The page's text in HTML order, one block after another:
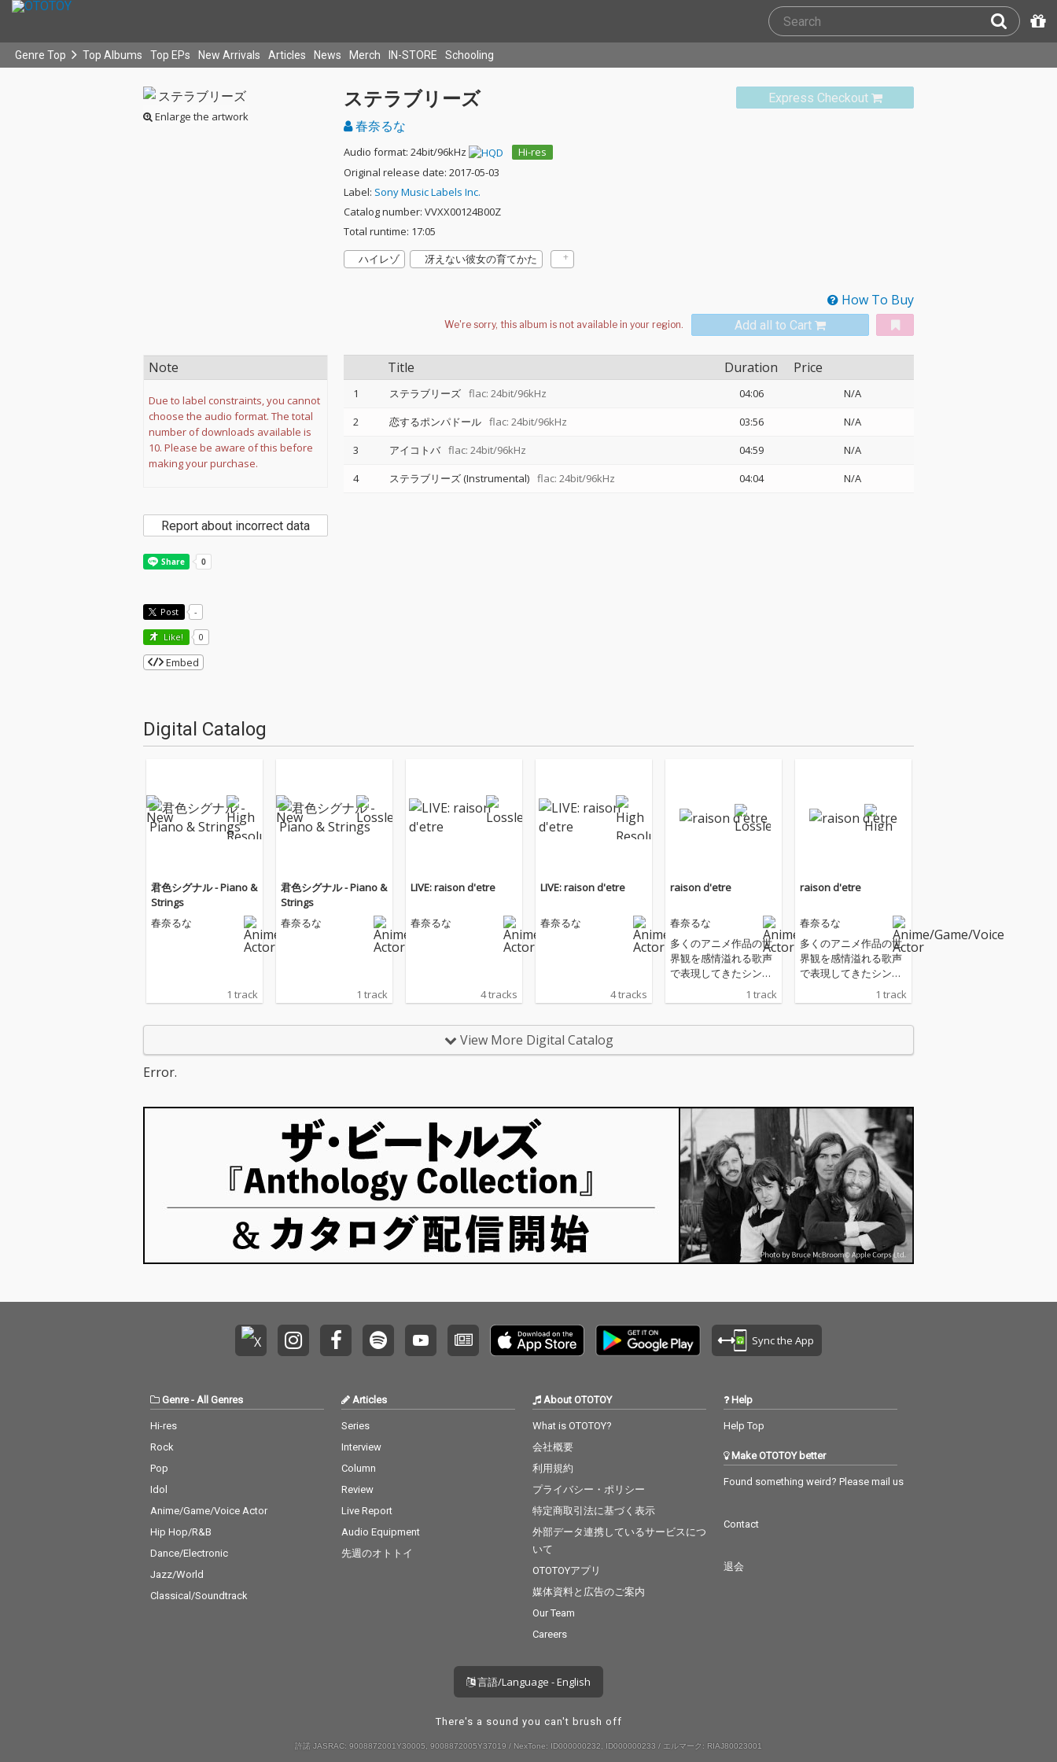
Genre Top Top Albums Top EPs New Arrivals Articles News Merch IN-STORE Schooling
Enlarge the artwork
Express Checkout
ステラブリーズ
春奈るな
Audio format: 24bit/96kHz
Hi-res
Original release date: 2017-05-03
Label: Sony Music Labels Inc.
Catalog number: VVXX00124B00Z
Total runtime: 17:05
ハイレゾ
冴えない彼女の育てかた
How To Buy
Add all to Cart
Title Duration Price
1 ステラブリーズ flac: 24bit/96kHz 04:06
N/A
2
恋するポンパドール flac: 24bit/96kHz 03:56
N/A
3
アイコトバ flac: 24bit/96kHz 04:59
N/A
4
ステラブリーズ (Instrumental) flac: 24bit/96kHz 04:04 N/A
Note
Due to label constraints, you cannot
choose the audio format. The total
number of downloads available is
10. Please be aware of this before
making your purchase.
Report about incorrect data
Post -
Like! 0
Embed
Digital Catalog
君色シグナル - Piano &
Strings
春奈るな
1 track
君色シグナル - Piano &
Strings
春奈るな
1 track
LIVE: raison d'etre
春奈るな
4 tracks
LIVE: raison d'etre
春奈るな
4 tracks
raison d'etre
春奈るな
多くのアニメ作品の世
界観を感情溢れる歌声
で表現してきたシンガ
ー・春奈るなと、ダー
クファンタジーな世界
1 track
raison d'etre
春奈るな
多くのアニメ作品の世
界観を感情溢れる歌声
で表現してきたシンガ
ー・春奈るなと、ダー
クファンタジーな世界
1 track
View More Digital Catalog
Error.
Sync the App
Genre- All Genres
Hi-res
Rock
Pop
Idol
Anime/Game/Voice Actor
Hip Hop/R&B
Dance/Electronic
Jazz/World
Classical/Soundtrack
Articles
Series
Interview
Column
Review
Live Report
Audio Equipment
先週のオトトイ
About OTOTOY
What is OTOTOY?
会社概要
利用規約
プライバシー・ポリシー
特定商取引法に基づく表示
外部データ連携しているサービスにつ
いて
OTOTOYアプリ
媒体資料と広告のご案内
Our Team
Careers
Help
Help Top
Make OTOTOY better
Found something weird? Please mail us
Contact
退会
言語/Language - English
There's a sound you can't brush off
許諾 JASRAC: 9008872001Y30005, 9008872005Y37019 / NexTone: ID000000232, ID000000233 / エルマーク: RIAJ80023001